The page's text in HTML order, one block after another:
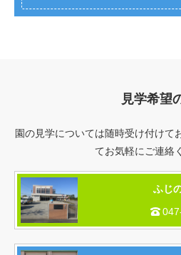
見学希望
園の見学については随時受け付けて
てお気軽にご連絡
ふじ
